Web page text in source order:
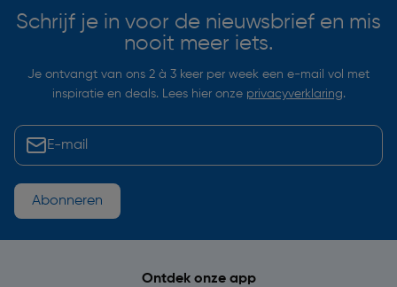
Schrijf je in voor de nieuwsbrief en mis
nooit meer iets.
Je ontvangt van ons 2 à 3 keer per week een e-mail vol met
inspiratie en deals. Lees hier onze privacyverklaring.
Abonneren
Ontdek onze app